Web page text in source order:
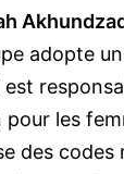
adopte
pour les
des codes